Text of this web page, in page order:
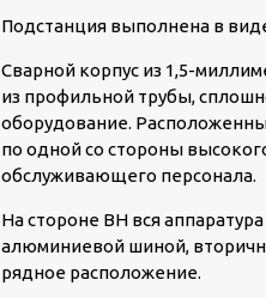
Подстанция выполнена в
Сварной корпус из 1,5-
из профильной трубы,
оборудование.
по одной со стороны
обслуживающего персонала.
На стороне ВН вся
алюминиевой шиной,
рядное расположение.